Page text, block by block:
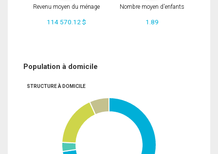
Revenu moyen du ménage
114 570.12 $
Nombre moyen d'enfants
1.89
Population à domicile
STRUCTURE À DOMICILE